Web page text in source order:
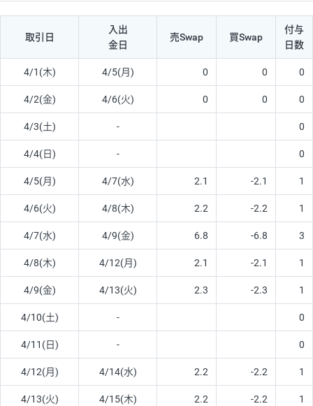
取引日
入出
金日
売Swap 買Swap
付与
日数
4/1(木) 4/5(月) 0 0 0
4/2(金) 4/6(火) 0 0 0
4/3(土) - 0
4/4(日) - 0
4/5(月) 4/7(水) 2.1 -2.1 1
4/6(火) 4/8(木) 2.2 -2.2 1
4/7(水) 4/9(金) 6.8 -6.8 3
4/8(木) 4/12(月) 2.1 -2.1 1
4/9(金) 4/13(火) 2.3 -2.3 1
4/10(土) - 0
4/11(日) - 0
4/12(月) 4/14(水) 2.2 -2.2 1
4/13(火) 4/15(木) 2.2 -2.2 1